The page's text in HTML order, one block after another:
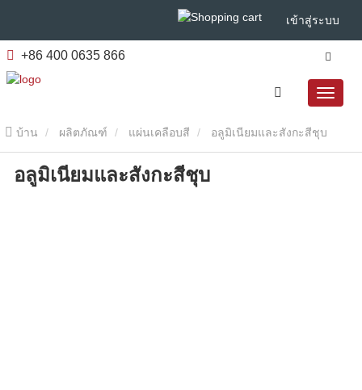
เข้าสู่ระบบ
+86 400 0635 866
บ้าน ผลิตภัณฑ์ แผ่นเคลือบสี อลูมิเนียมและสังกะสีชุบ
อลูมิเนียมและสังกะสีชุบ